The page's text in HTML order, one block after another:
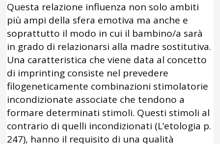
Questa relazione influenza non solo ambiti
più ampi della sfera emotiva ma anche e
soprattutto il modo in cui il bambino/a sarà
in grado di relazionarsi alla madre sostitutiva.
Una caratteristica che viene data al concetto
di imprinting consiste nel prevedere
filogeneticamente combinazioni stimolatorie
incondizionate associate che tendono a
formare determinati stimoli. Questi stimoli al
contrario di quelli incondizionati (L’etologia p.
247), hanno il requisito di una qualità